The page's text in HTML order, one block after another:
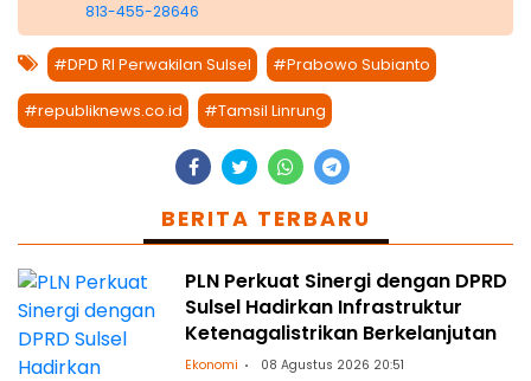
813-455-28646
#DPD RI Perwakilan Sulsel #Prabowo Subianto
#republiknews.co.id #Tamsil Linrung
BERITA TERBARU
PLN Perkuat Sinergi dengan DPRD
Sulsel Hadirkan Infrastruktur
Ketenagalistrikan Berkelanjutan
Ekonomi 08 Agustus 2026 20:51